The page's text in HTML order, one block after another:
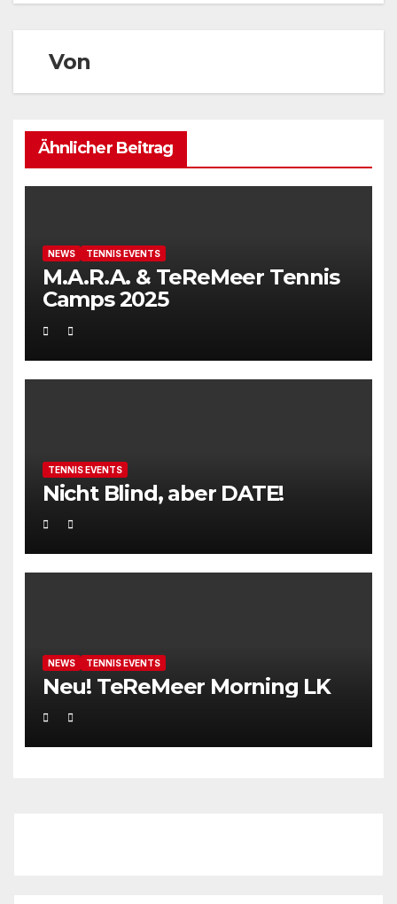
Von
Ähnlicher Beitrag
NEWS TENNIS EVENTS
M.A.R.A. & TeReMeer Tennis
Camps 2025
TENNIS EVENTS
Nicht Blind, aber DATE!
NEWS TENNIS EVENTS
Neu! TeReMeer Morning LK